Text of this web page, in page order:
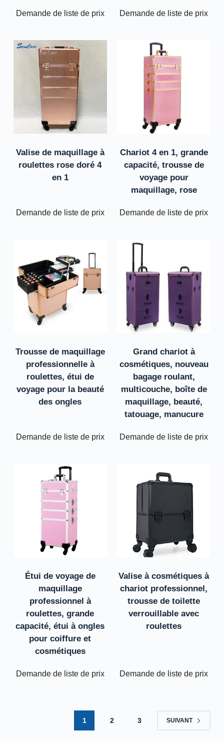
Demande de liste de prix Demande de liste de prix
Valise de maquillage à
roulettes rose doré 4
en 1
Demande de liste de prix
Chariot 4 en 1, grande
capacité, trousse de
voyage pour
maquillage, rose
Demande de liste de prix
Trousse de maquillage
professionnelle à
roulettes, étui de
voyage pour la beauté
des ongles
Demande de liste de prix
Grand chariot à
cosmétiques, nouveau
bagage roulant,
multicouche, boîte de
maquillage, beauté,
tatouage, manucure
Demande de liste de prix
Étui de voyage de
maquillage
professionnel à
roulettes, grande
capacité, étui à ongles
pour coiffure et
cosmétiques
Demande de liste de prix
Valise à cosmétiques à
chariot professionnel,
trousse de toilette
verrouillable avec
roulettes
Demande de liste de prix
1 2 3 SUIVANT